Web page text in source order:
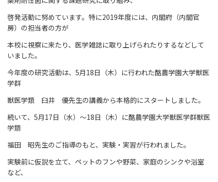
啓発活動に努めています。特に2019年度には、内閣府（内閣官
房）の担当者の方が
本校に視察に来たり、医学雑誌に取り上げられたりするなどして
いました。
今年度の研究活動は、5月18日（木）に行われた酪農学園大学獣医
学群
獣医学類 臼井 優先生の講義から本格的にスタートしました。
続いて、5月17日（水）～18日（木）に酪農学園大学獣医学群獣医
学類
福田 昭先生のご指導のもと、実験・実習が行われました。
実験前に仮説を立て、ペットのフンや野菜、家庭のシンクや浴室
など、